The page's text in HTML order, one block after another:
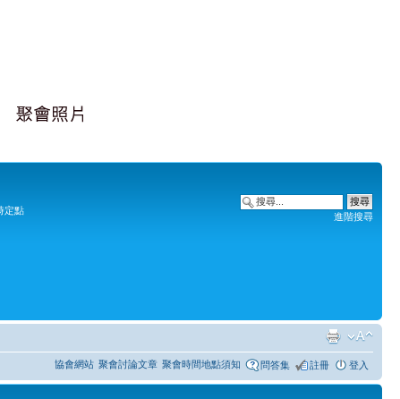
定點
進階搜尋
協會網站 聚會討論文章 聚會時間地點須知 問答集 註冊 登入